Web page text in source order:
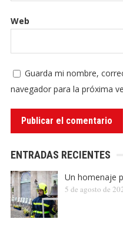
Web
Guarda mi nombre,
navegador para la próxima
ENTRADAS RECIENTES
Un homenaje
5 de agosto de